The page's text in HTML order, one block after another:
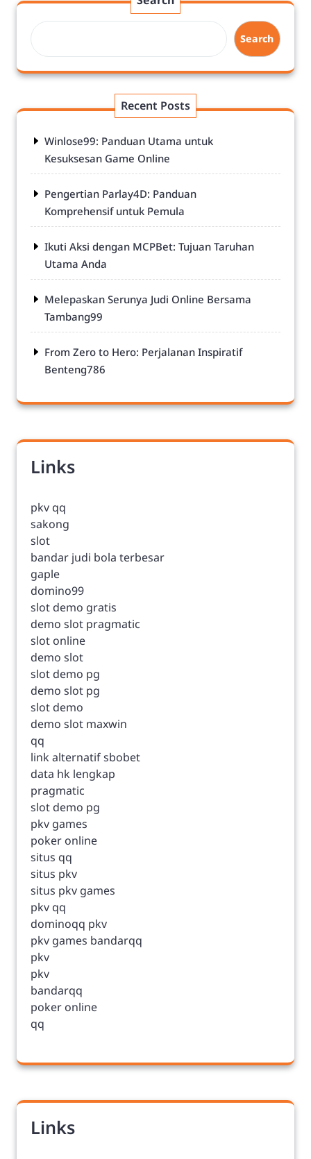
Search
Recent Posts
Winlose99: Panduan Utama untuk
Kesuksesan Game Online
Pengertian Parlay4D: Panduan
Komprehensif untuk Pemula
Ikuti Aksi dengan MCPBet: Tujuan Taruhan
Utama Anda
Melepaskan Serunya Judi Online Bersama
Tambang99
From Zero to Hero: Perjalanan Inspiratif
Benteng786
Links
pkv qq
sakong
slot
bandar judi bola terbesar
gaple
domino99
slot demo gratis
demo slot pragmatic
slot online
demo slot
slot demo pg
demo slot pg
slot demo
demo slot maxwin
qq
link alternatif sbobet
data hk lengkap
pragmatic
slot demo pg
pkv games
poker online
situs qq
situs pkv
situs pkv games
pkv qq
dominoqq pkv
pkv games bandarqq
pkv
pkv
bandarqq
poker online
qq
Links